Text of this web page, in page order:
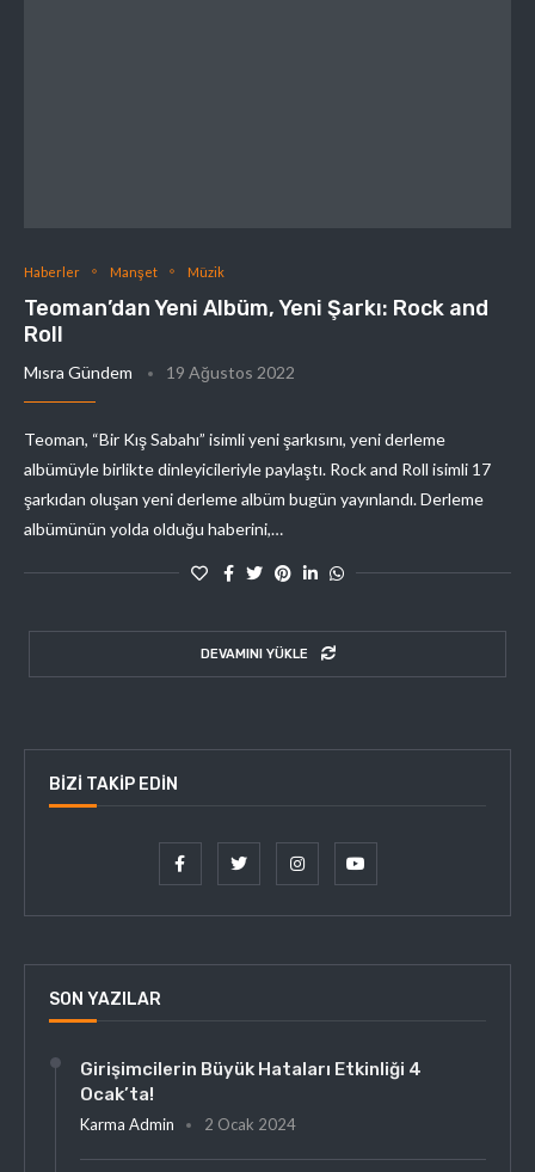
Haberler Manşet Müzik
Teoman’dan Yeni Albüm, Yeni Şarkı: Rock and
Roll
Mısra Gündem 19 Ağustos 2022
Teoman, “Bir Kış Sabahı” isimli yeni şarkısını, yeni derleme
albümüyle birlikte dinleyicileriyle paylaştı. Rock and Roll isimli 17
şarkıdan oluşan yeni derleme albüm bugün yayınlandı. Derleme
albümünün yolda olduğu haberini,…
DEVAMINI YÜKLE
BIZI TAKIP EDIN
SON YAZILAR
Girişimcilerin Büyük Hataları Etkinliği 4
Ocak’ta!
Karma Admin 2 Ocak 2024